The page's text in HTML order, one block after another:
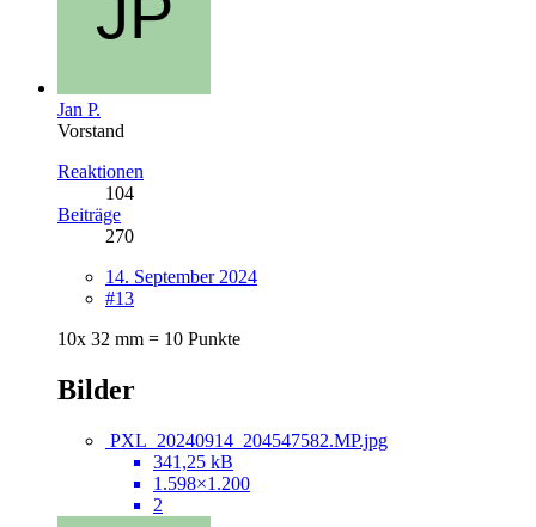
Jan P.
Vorstand
Reaktionen
104
Beiträge
270
14. September 2024
#13
10x 32 mm = 10 Punkte
Bilder
PXL_20240914_204547582.MP.jpg
341,25 kB
1.598×1.200
2